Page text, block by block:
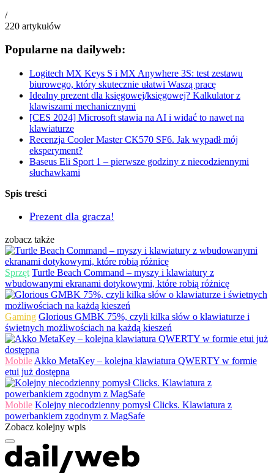
/
220 artykułów
Popularne na dailyweb:
Logitech MX Keys S i MX Anywhere 3S: test zestawu
biurowego, który skutecznie ułatwi Waszą pracę
Idealny prezent dla księgowej/księgowej? Kalkulator z
klawiszami mechanicznymi
[CES 2024] Microsoft stawia na AI i widać to nawet na
klawiaturze
Recenzja Cooler Master CK570 SF6. Jak wypadł mój
eksperyment?
Baseus Eli Sport 1 – pierwsze godziny z niecodziennymi
słuchawkami
Spis treści
Prezent dla gracza!
zobacz także
Sprzęt Turtle Beach Command – myszy i klawiatury z
wbudowanymi ekranami dotykowymi, które robią różnicę
Gaming Glorious GMBK 75%, czyli kilka słów o klawiaturze i
świetnych możliwościach na każdą kieszeń
Mobile Akko MetaKey – kolejna klawiatura QWERTY w formie
etui już dostępna
Mobile Kolejny niecodzienny pomysł Clicks. Klawiatura z
powerbankiem zgodnym z MagSafe
Zobacz kolejny wpis